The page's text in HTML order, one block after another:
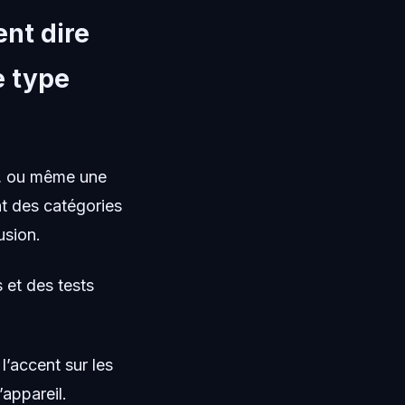
dire
type
même une
des catégories
et des tests
sur les